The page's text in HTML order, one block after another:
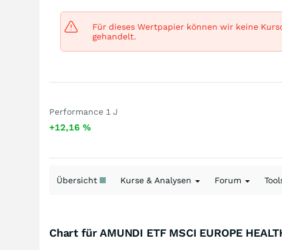
Für dieses Wertpapier können wir keine
gehandelt.
Performance 1 J
+12,16 %
Übersicht Kurse & Analysen Forum
Chart für AMUNDI ETF MSCI EUROPE